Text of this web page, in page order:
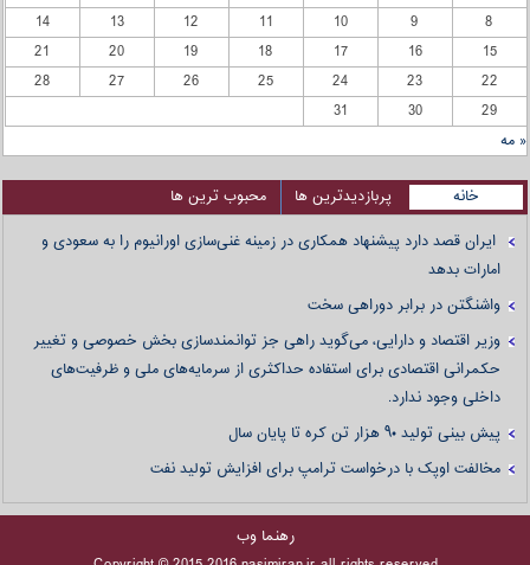
8
9
10
11
12
13
14
15
16
17
18
19
20
21
22
23
24
25
26
27
28
29
30
31
« مه
خانه پربازدیدترین ها
محبوب ترین ها
ایران قصد دارد پیشنهاد همکاری در زمینه غنی‌سازی اورانیوم را به سعودی و
امارات بدهد
واشنگتن در برابر دوراهی سخت
وزیر اقتصاد و دارایی، می‌گوید راهی جز توانمندسازی بخش خصوصی و تغییر
حکمرانی اقتصادی برای استفاده حداکثری از سرمایه‌های ملی و ظرفیت‌های
داخلی وجود ندارد.
پیش بینی تولید ۹۰ هزار تن کره تا پایان سال
مخالفت اوپک با درخواست ترامپ برای افزایش تولید نفت
رهنما وب